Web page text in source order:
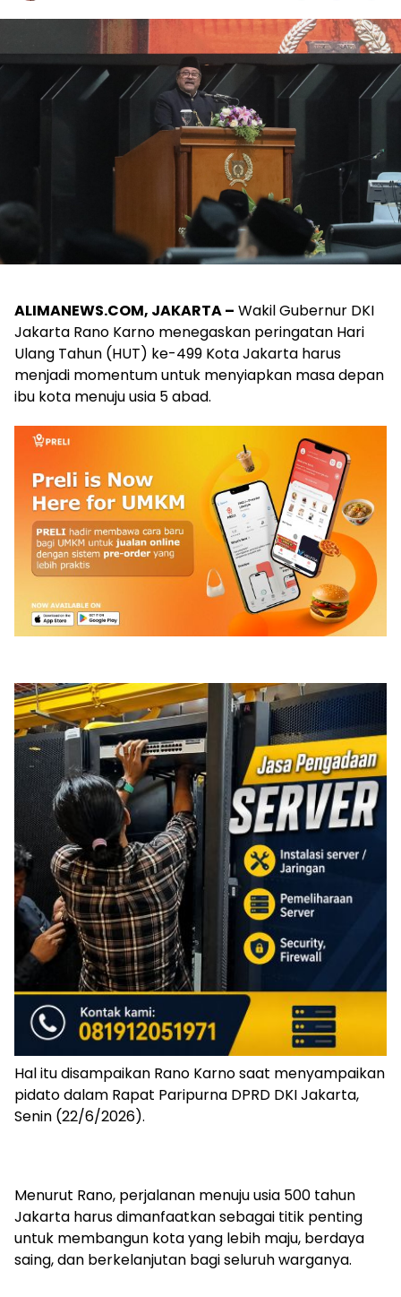
ALIMANEWS.COM, JAKARTA – Wakil Gubernur DKI
Jakarta Rano Karno menegaskan peringatan Hari
Ulang Tahun (HUT) ke-499 Kota Jakarta harus
menjadi momentum untuk menyiapkan masa depan
ibu kota menuju usia 5 abad.
Hal itu disampaikan Rano Karno saat menyampaikan
pidato dalam Rapat Paripurna DPRD DKI Jakarta,
Senin (22/6/2026).
Menurut Rano, perjalanan menuju usia 500 tahun
Jakarta harus dimanfaatkan sebagai titik penting
untuk membangun kota yang lebih maju, berdaya
saing, dan berkelanjutan bagi seluruh warganya.